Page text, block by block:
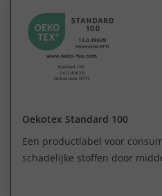
Oekotex Standard 100
Een productlabel voor
schadelijke stoffen door